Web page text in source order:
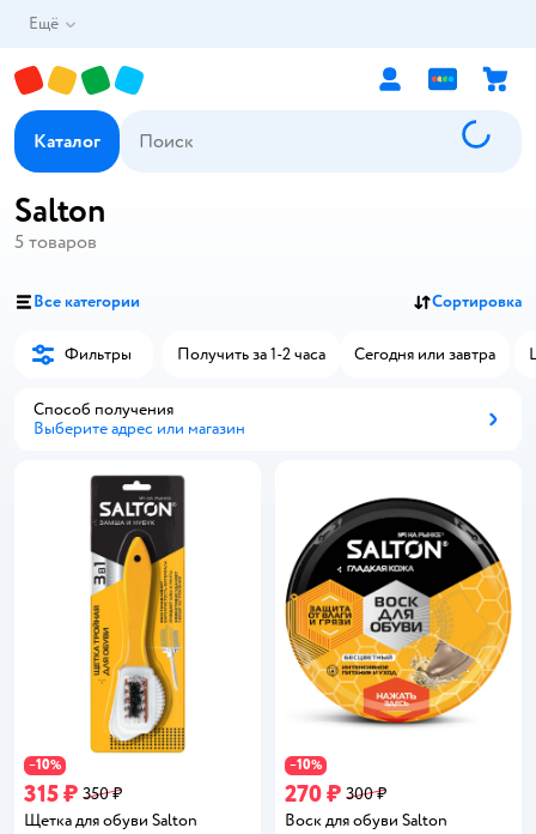
Ещё
Каталог
Salton
5 товаров
Все категории Сортировка
Фильтры Получить за 1-2 часа Сегодня или завтра
Способ получения
Выберите адрес или магазин
−10%
315 ₽ 350 ₽
Щетка для обуви Salton
−10%
270 ₽ 300 ₽
Воск для обуви Salton